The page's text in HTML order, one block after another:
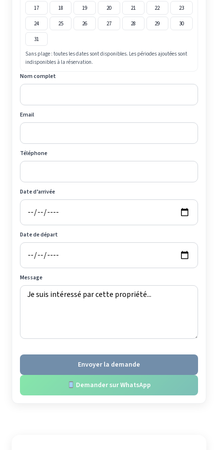
17 18 19 20 21 22 23
24 25 26 27 28 29 30
31
Sans plage : toutes les dates sont disponibles. Les périodes ajoutées sont
indisponibles à la réservation.
Nom complet
Email
Téléphone
Date d’arrivée
Date de départ
Message
Envoyer la demande
Demander sur WhatsApp